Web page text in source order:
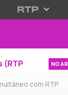
(RTP
com RTP
NO AR